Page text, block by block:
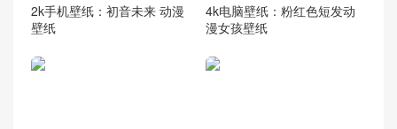
2k手机壁纸：初音未来 动漫
壁纸
4k电脑壁纸：粉红色短发动
漫女孩壁纸